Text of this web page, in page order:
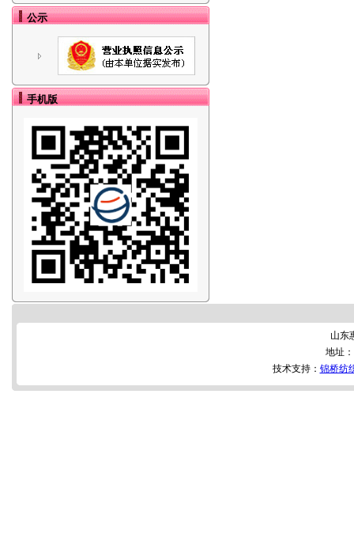
公示
手机版
山东
地址
技术支持： 锦桥纺